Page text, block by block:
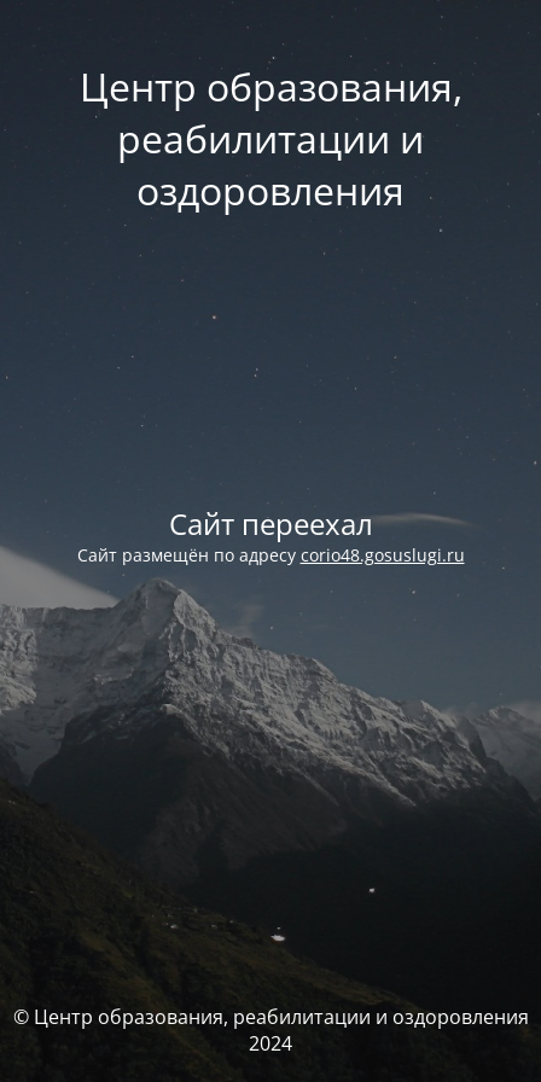
Центр образования,
реабилитации и
оздоровления
Сайт переехал
Сайт размещён по адресу corio48.gosuslugi.ru
© Центр образования, реабилитации и оздоровления
2024